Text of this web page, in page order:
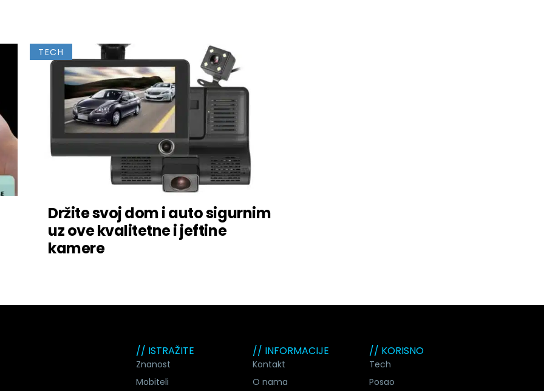
TECH
Držite svoj dom i auto sigurnim
uz ove kvalitetne i jeftine
kamere
// ISTRAŽITE
Znanost
Mobiteli
// INFORMACIJE
Kontakt
O nama
// KORISNO
Tech
Posao